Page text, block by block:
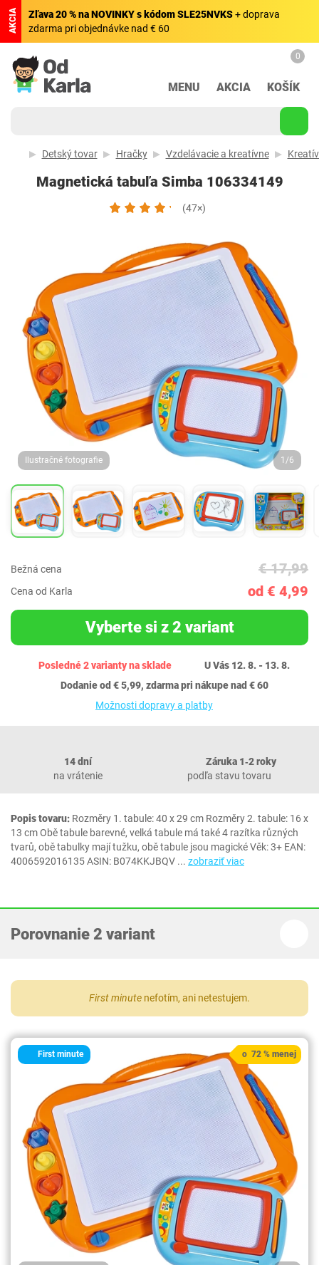
AKCIA Zľava 20 % na NOVINKY s kódom SLE25NVKS+ doprava
zdarma pri objednávke nad € 60
MENU AKCIA
0
KOŠÍK
Detský tovar Hračky Vzdelávacie a kreatívne
Magnetická tabuľa Simba 106334149
(47×)
Ilustračné fotografie 1/6
Bežná cena € 17,99
Cena od Karla od € 4,99
Vyberte si z 2 variant
Posledné 2 varianty na sklade
U Vás 12. 8. - 13. 8.
Dodanie od € 5,99, zdarma pri nákupe nad € 60
Možnosti dopravy a platby
14 dní
na vrátenie
Záruka 1‐2 roky
podľa stavu tovaru
Popis tovaru: Rozměry 1. tabule: 40 x 29 cm Rozměry 2. tabule: 16 x
13 cm Obě tabule barevné, velká tabule má také 4 razítka různých
tvarů, obě tabulky mají tužku, obě tabule jsou magické Věk: 3+ EAN:
4006592016135 ASIN: B074KKJBQV ... zobraziť viac
Porovnanie 2 variant
First minute nefotím, ani netestujem.
First minute o 72 % menej